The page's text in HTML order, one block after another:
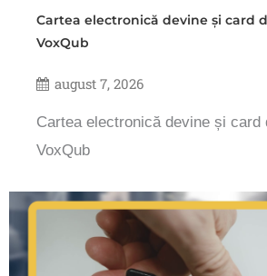
Cartea electronică devine și card
VoxQub
august 7, 2026
Cartea electronică devine și card
VoxQub